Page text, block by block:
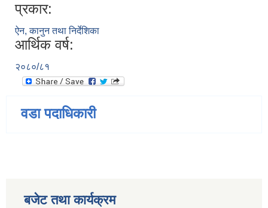
प्रकार:
ऐन, कानुन तथा निर्देशिका
आर्थिक वर्ष:
२०८०/८१
वडा पदाधिकारी
बजेट तथा कार्यक्रम